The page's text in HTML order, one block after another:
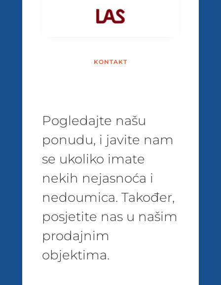
KONTAKT
Pogledajte našu
ponudu, i javite nam
se ukoliko imate
nekih nejasnoća i
nedoumica. Također,
posjetite nas u našim
prodajnim
objektima.